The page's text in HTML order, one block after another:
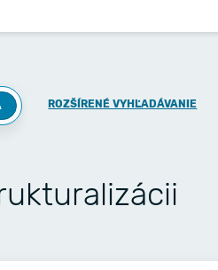
ROZŠÍRENÉ VYHĽADÁVANIE